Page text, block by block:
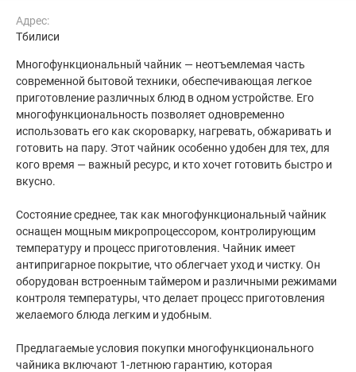
Адрес:
Тбилиси
Многофункциональный чайник — неотъемлемая часть
современной бытовой техники, обеспечивающая легкое
приготовление различных блюд в одном устройстве. Его
многофункциональность позволяет одновременно
использовать его как скороварку, нагревать, обжаривать и
готовить на пару. Этот чайник особенно удобен для тех, для
кого время — важный ресурс, и кто хочет готовить быстро и
вкусно.
Состояние среднее, так как многофункциональный чайник
оснащен мощным микропроцессором, контролирующим
температуру и процесс приготовления. Чайник имеет
антипригарное покрытие, что облегчает уход и чистку. Он
оборудован встроенным таймером и различными режимами
контроля температуры, что делает процесс приготовления
желаемого блюда легким и удобным.
Предлагаемые условия покупки многофункционального
чайника включают 1-летнюю гарантию, которая